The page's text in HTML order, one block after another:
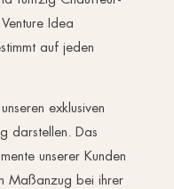
Idea
auf jeden
exklusiven
darstellen. Das
unserer Kunden
Maßanzug bei ihrer